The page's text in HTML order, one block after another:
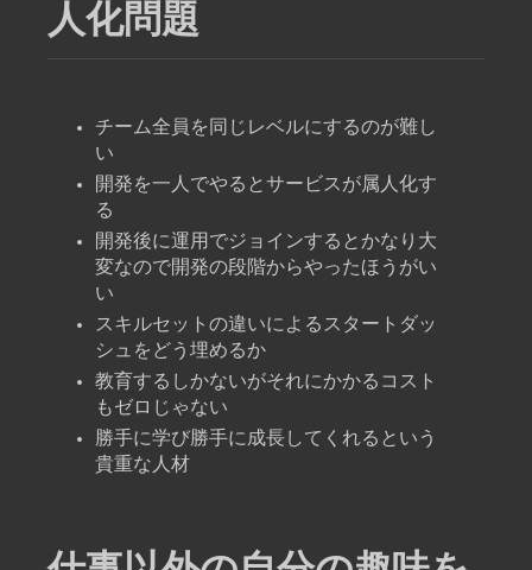
人化問題
チーム全員を同じレベルにするのが難し
い
開発を一人でやるとサービスが属人化す
る
開発後に運用でジョインするとかなり大
変なので開発の段階からやったほうがい
い
スキルセットの違いによるスタートダッ
シュをどう埋めるか
教育するしかないがそれにかかるコスト
もゼロじゃない
勝手に学び勝手に成長してくれるという
貴重な人材